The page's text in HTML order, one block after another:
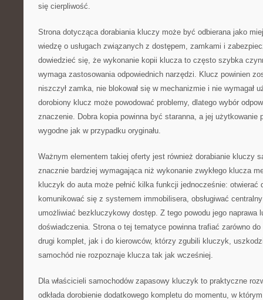
się cierpliwość.
Strona dotycząca dorabiania kluczy może być odbierana jako
wiedzę o usługach związanych z dostępem, zamkami i
dowiedzieć się, że wykonanie kopii klucza to często szybka
wymaga zastosowania odpowiednich narzędzi. Klucz powinien
niszczył zamka, nie blokował się w mechanizmie i nie wymagał
dorobiony klucz może powodować problemy, dlatego wybór
znaczenie. Dobra kopia powinna być staranna, a jej użytkowanie
wygodne jak w przypadku oryginału.
Ważnym elementem takiej oferty jest również dorabianie kluczy
znacznie bardziej wymagająca niż wykonanie zwykłego klucza
kluczyk do auta może pełnić kilka funkcji jednocześnie: otwierać
komunikować się z systemem immobilisera, obsługiwać
umożliwiać bezkluczykowy dostęp. Z tego powodu jego naprawa
doświadczenia. Strona o tej tematyce powinna trafiać zarówno
drugi komplet, jak i do kierowców, którzy zgubili kluczyk,
samochód nie rozpoznaje klucza tak jak wcześniej.
Dla właścicieli samochodów zapasowy kluczyk to praktyczne
odkłada dorobienie dodatkowego kompletu do momentu, w